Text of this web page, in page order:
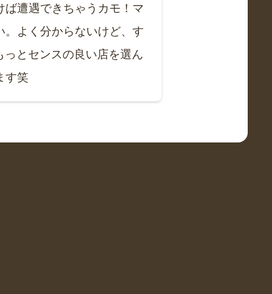
遭遇できちゃうカモ！マ
よく分からないけど、す
とセンスの良い店を選ん
す笑